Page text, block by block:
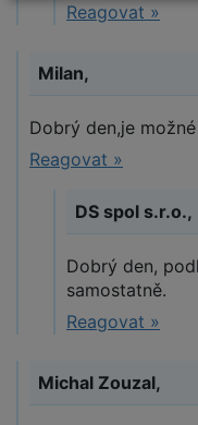
Reagovat »
Milan,
Dobrý den,je
Reagovat »
DS spol s.r.o.,
Dobrý den,
samostatně.
Reagovat »
Michal Zouzal,